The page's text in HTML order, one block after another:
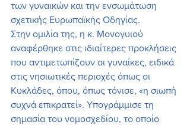
των γυναικών και την ενσωμάτωση
σχετικής Ευρωπαϊκής Οδηγίας.
Στην ομιλία της, η κ. Μονογυιού
αναφέρθηκε στις ιδιαίτερες προκλήσεις
που αντιμετωπίζουν οι γυναίκες, ειδικά
στις νησιωτικές περιοχές όπως οι
Κυκλάδες, όπου, όπως τόνισε, «η σιωπή
συχνά επικρατεί». Υπογράμμισε τη
σημασία του νομοσχεδίου, το οποίο